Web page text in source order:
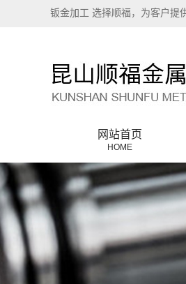
钣金加工 选择顺福，为客户提
网站首页
HOME